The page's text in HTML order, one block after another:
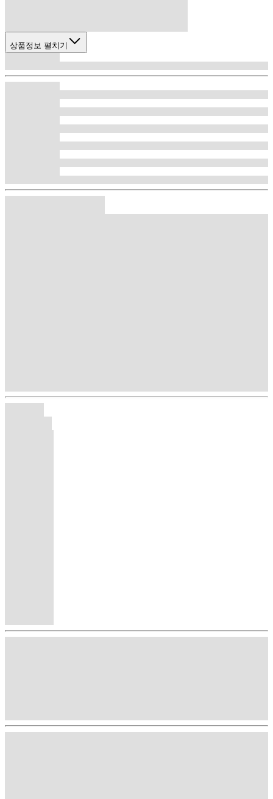
상품정보 펼치기